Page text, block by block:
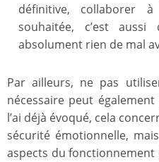
définitive, collaborer
souhaitée, c’est
absolument rien de mal
Par ailleurs, ne pas
nécessaire peut
l’ai déjà évoqué, cela
sécurité émotionnelle,
aspects du fonctionnement